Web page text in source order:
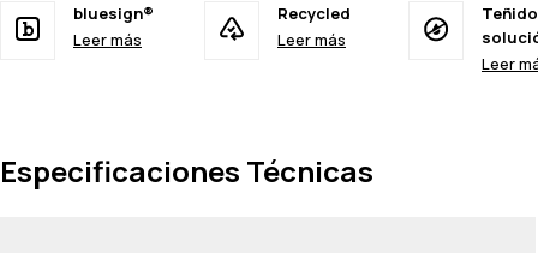
bluesign®
Leer más
Recycled
Leer más
Leer
Especificaciones Técnicas